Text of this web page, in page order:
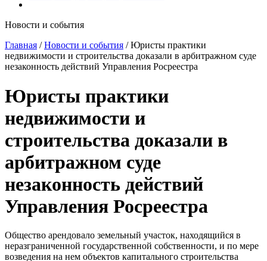
Новости и события
Главная /Новости и события /Юристы практики
недвижимости и строительства доказали в арбитражном суде
незаконность действий Управления Росреестра
Юристы практики
недвижимости и
строительства доказали в
арбитражном суде
незаконность действий
Управления Росреестра
Общество арендовало земельный участок, находящийся в
неразграниченной государственной собственности, и по мере
возведения на нем объектов капитального строительства